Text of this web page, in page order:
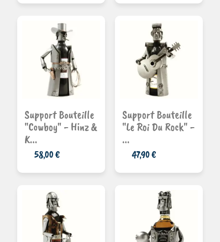
Support Bouteille
"Cowboy" - Hinz &
K...
58,00 €
panier
Support Bouteille
"Le Roi Du Rock" -
...
47,90 €
panier